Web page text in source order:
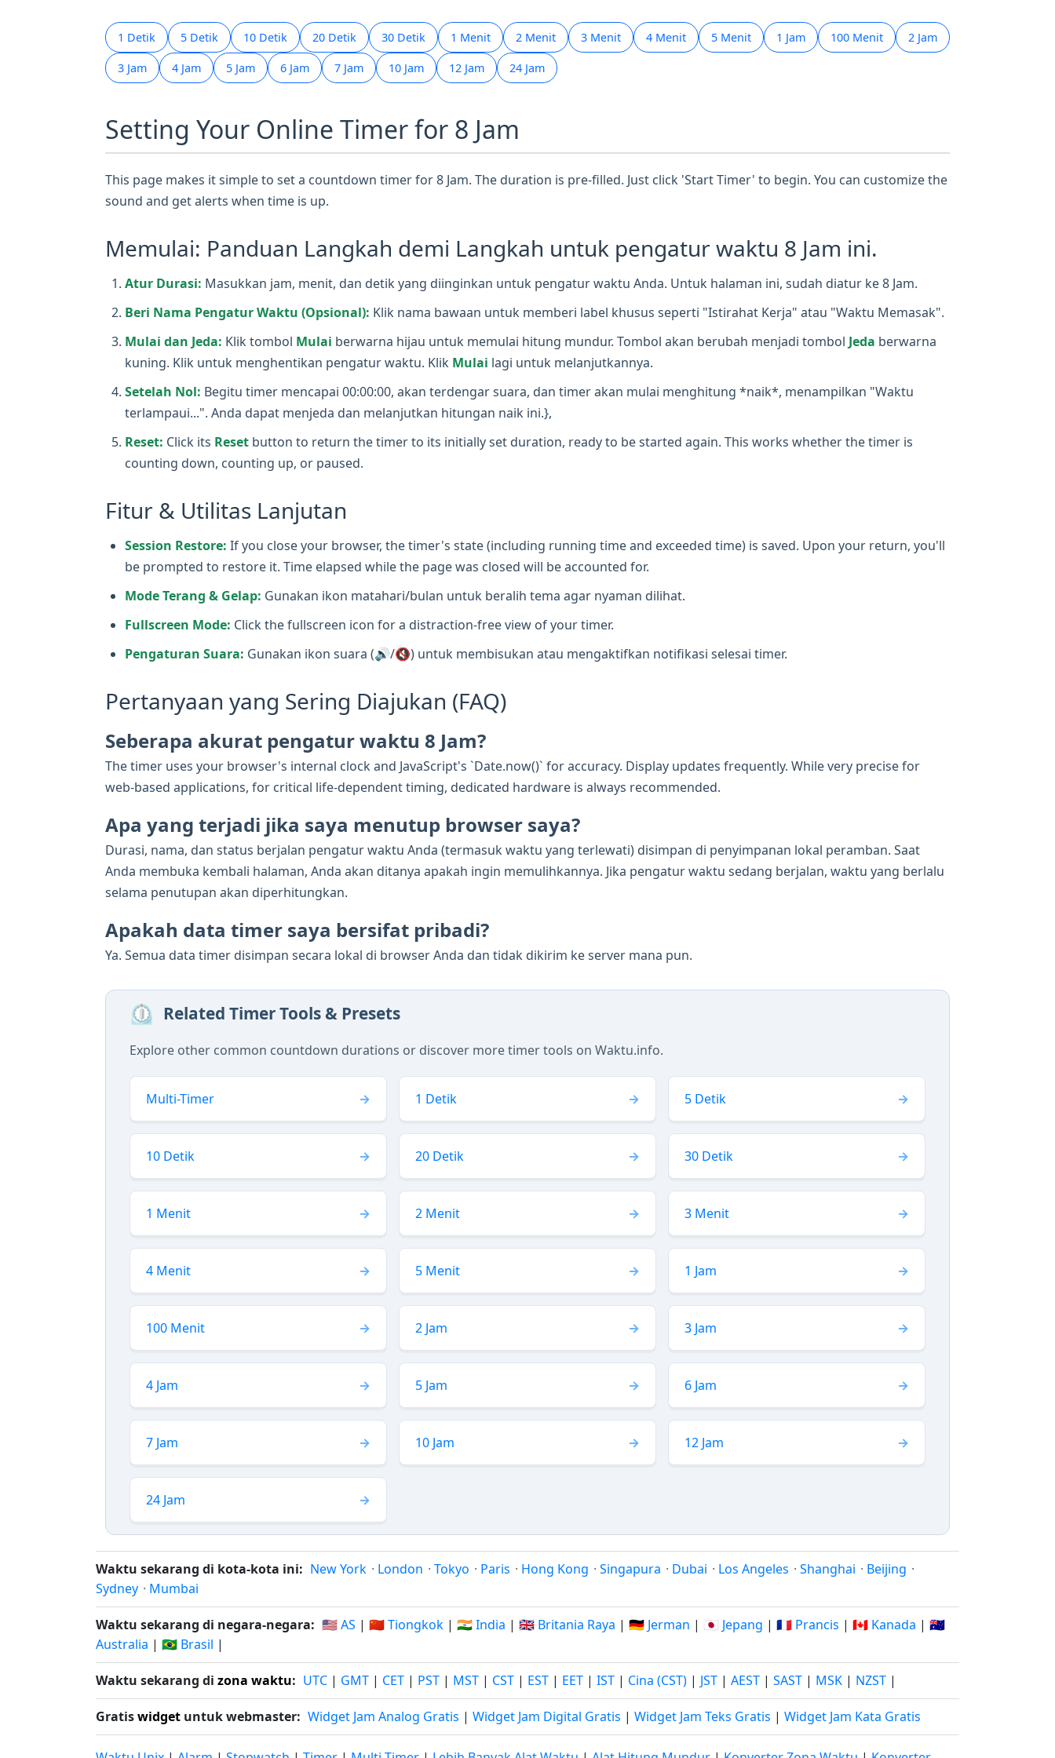
1 Detik 5 Detik 10 Detik 20 Detik 30 Detik 1 Menit 2 Menit 3 Menit 4 Menit 5 Menit 1 Jam 100 Menit 2 Jam
3 Jam 4 Jam 5 Jam 6 Jam 7 Jam 10 Jam 12 Jam 24 Jam
Setting Your Online Timer for 8 Jam
This page makes it simple to set a countdown timer for 8 Jam. The duration is pre-filled. Just click 'Start Timer' to begin. You can customize the
sound and get alerts when time is up.
Memulai: Panduan Langkah demi Langkah untuk pengatur waktu 8 Jam ini.
Atur Durasi: Masukkan jam, menit, dan detik yang diinginkan untuk pengatur waktu Anda. Untuk halaman ini, sudah diatur ke 8 Jam.
Beri Nama Pengatur Waktu (Opsional): Klik nama bawaan untuk memberi label khusus seperti "Istirahat Kerja" atau "Waktu Memasak".
Mulai dan Jeda: Klik tombol Mulai berwarna hijau untuk memulai hitung mundur. Tombol akan berubah menjadi tombol Jeda berwarna
kuning. Klik untuk menghentikan pengatur waktu. Klik Mulai lagi untuk melanjutkannya.
Setelah Nol: Begitu timer mencapai 00:00:00, akan terdengar suara, dan timer akan mulai menghitung *naik*, menampilkan "Waktu
terlampaui...". Anda dapat menjeda dan melanjutkan hitungan naik ini.},
Reset: Click its Reset button to return the timer to its initially set duration, ready to be started again. This works whether the timer is
counting down, counting up, or paused.
Fitur & Utilitas Lanjutan
Session Restore: If you close your browser, the timer's state (including running time and exceeded time) is saved. Upon your return, you'll
be prompted to restore it. Time elapsed while the page was closed will be accounted for.
Mode Terang & Gelap: Gunakan ikon matahari/bulan untuk beralih tema agar nyaman dilihat.
Fullscreen Mode: Click the fullscreen icon for a distraction-free view of your timer.
Pengaturan Suara: Gunakan ikon suara (🔊/🔇) untuk membisukan atau mengaktifkan notifikasi selesai timer.
Pertanyaan yang Sering Diajukan (FAQ)
Seberapa akurat pengatur waktu 8 Jam?
The timer uses your browser's internal clock and JavaScript's `Date.now()` for accuracy. Display updates frequently. While very precise for
web-based applications, for critical life-dependent timing, dedicated hardware is always recommended.
Apa yang terjadi jika saya menutup browser saya?
Durasi, nama, dan status berjalan pengatur waktu Anda (termasuk waktu yang terlewati) disimpan di penyimpanan lokal peramban. Saat
Anda membuka kembali halaman, Anda akan ditanya apakah ingin memulihkannya. Jika pengatur waktu sedang berjalan, waktu yang berlalu
selama penutupan akan diperhitungkan.
Apakah data timer saya bersifat pribadi?
Ya. Semua data timer disimpan secara lokal di browser Anda dan tidak dikirim ke server mana pun.
⏲️ Related Timer Tools & Presets
Explore other common countdown durations or discover more timer tools on Waktu.info.
Multi-Timer 1 Detik 5 Detik
10 Detik 20 Detik 30 Detik
1 Menit 2 Menit 3 Menit
4 Menit 5 Menit 1 Jam
100 Menit 2 Jam 3 Jam
4 Jam 5 Jam 6 Jam
7 Jam 10 Jam 12 Jam
24 Jam
Waktu sekarang di kota-kota ini: New York · London · Tokyo · Paris · Hong Kong · Singapura · Dubai · Los Angeles · Shanghai · Beijing ·
Sydney · Mumbai
Waktu sekarang di negara-negara: 🇺🇸 AS | 🇨🇳 Tiongkok | 🇮🇳 India | 🇬🇧 Britania Raya | 🇩🇪 Jerman | 🇯🇵 Jepang | 🇫🇷 Prancis | 🇨🇦 Kanada | 🇦🇺
Australia | 🇧🇷 Brasil |
Waktu sekarang di zona waktu: UTC | GMT | CET | PST | MST | CST | EST | EET | IST | Cina (CST) | JST | AEST | SAST | MSK | NZST |
Gratiswidget untuk webmaster: Widget Jam Analog Gratis | Widget Jam Digital Gratis | Widget Jam Teks Gratis | Widget Jam Kata Gratis